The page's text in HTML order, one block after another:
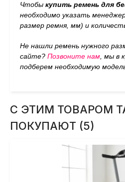
Чтобы купить ремень для
необходимо указать
размер ремня, мм) и
Не нашли ремень нужного
сайте? Позвоните нам, мы в
подберем необходимую
С ЭТИМ ТОВАРОМ
ПОКУПАЮТ (5)